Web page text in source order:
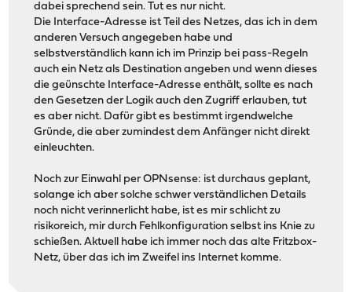
dabei sprechend sein. Tut es nur nicht.
Die Interface-Adresse ist Teil des Netzes, das ich in dem
anderen Versuch angegeben habe und
selbstverständlich kann ich im Prinzip bei pass-Regeln
auch ein Netz als Destination angeben und wenn dieses
die geünschte Interface-Adresse enthält, sollte es nach
den Gesetzen der Logik auch den Zugriff erlauben, tut
es aber nicht. Dafür gibt es bestimmt irgendwelche
Gründe, die aber zumindest dem Anfänger nicht direkt
einleuchten.
Noch zur Einwahl per OPNsense: ist durchaus geplant,
solange ich aber solche schwer verständlichen Details
noch nicht verinnerlicht habe, ist es mir schlicht zu
risikoreich, mir durch Fehlkonfiguration selbst ins Knie zu
schießen. Aktuell habe ich immer noch das alte Fritzbox-
Netz, über das ich im Zweifel ins Internet komme.